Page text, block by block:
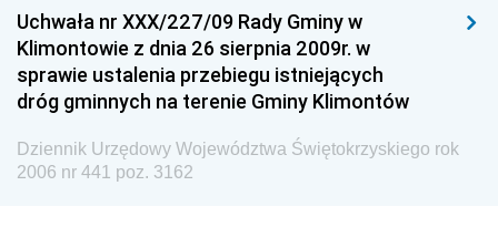
Uchwała nr XXX/227/09 Rady Gminy w
Klimontowie z dnia 26 sierpnia 2009r. w
sprawie ustalenia przebiegu istniejących
dróg gminnych na terenie Gminy Klimontów
Dziennik Urzędowy Województwa Świętokrzyskiego rok
2006 nr 441 poz. 3162